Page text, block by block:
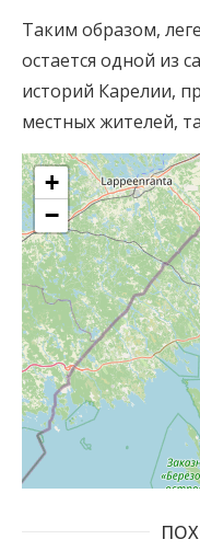
Таким образом,
остается одной из
историй Карелии,
местных жителей,
+
−